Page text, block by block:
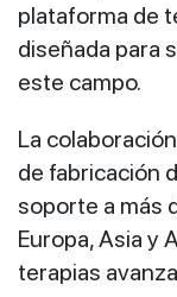
plataforma de
diseñada para
este campo.
La
de fabricación
soporte a más
Europa, Asia y
terapias